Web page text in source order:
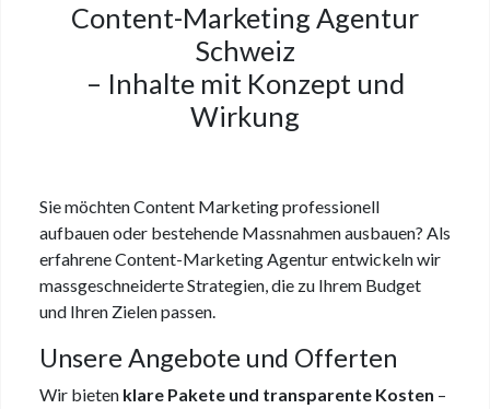
Content-Marketing Agentur
Schweiz
– Inhalte mit Konzept und
Wirkung
Sie möchten Content Marketing professionell
aufbauen oder bestehende Massnahmen ausbauen? Als
erfahrene Content-Marketing Agentur entwickeln wir
massgeschneiderte Strategien, die zu Ihrem Budget
und Ihren Zielen passen.
Unsere Angebote und Offerten
Wir bieten klare Pakete und transparente Kosten –